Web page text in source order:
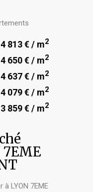
4 813 € / m2
4 650 € / m2
4 637 € / m2
4 079 € / m2
3 859 € / m2
LYON 7EME